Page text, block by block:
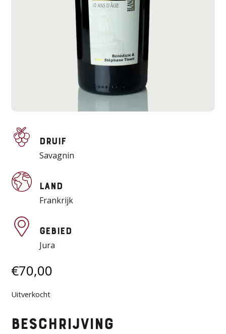
Druif
Savagnin
Land
Frankrijk
Gebied
Jura
€70,00
Uitverkocht
Beschrijving